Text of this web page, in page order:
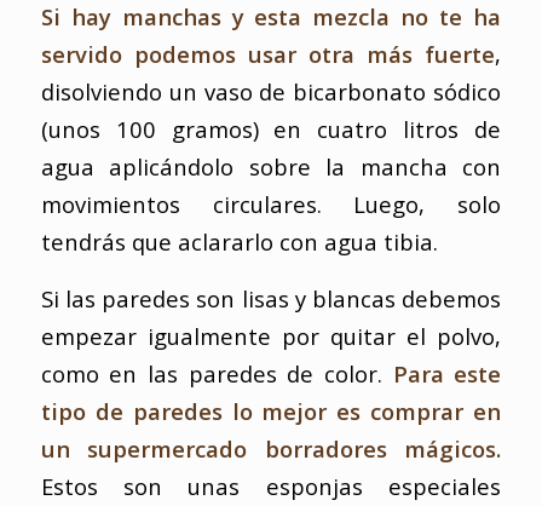
Si hay manchas y esta mezcla no te ha
servido podemos usar otra más fuerte,
disolviendo un vaso de bicarbonato sódico
(unos 100 gramos) en cuatro litros de
agua aplicándolo sobre la mancha con
movimientos circulares. Luego, solo
tendrás que aclararlo con agua tibia.
Si las paredes son lisas y blancas debemos
empezar igualmente por quitar el polvo,
como en las paredes de color. Para este
tipo de paredes lo mejor es comprar en
un supermercado borradores mágicos.
Estos son unas esponjas especiales